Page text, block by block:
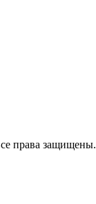
права защищены.